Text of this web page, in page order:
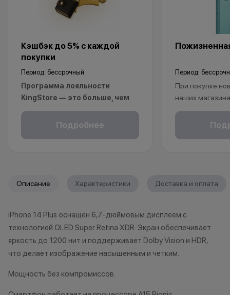
Кэшбэк до 5% с каждой
покупки
Период: бессрочный
Программа лояльности
KingStore — это больше, чем
просто бонусы.
Покупайте технику и аксессуары,
За покупки начисляются бонусные
Как можно использовать
баллы
оплатить:
Подробнее
Период:
При покупке
наших
рассрочку,
безналичному
*Акции и
*Данная акция
Описание Характеристики Доставка и оплата
iPhone 14 Plus оснащен 6,7-дюймовым дисплеем с
технологией OLED Super Retina XDR. Экран обеспечивает
яркость до 1200 нит и поддерживает Dolby Vision и HDR,
что делает изображение насыщенным и четким.
Мощность без компромиссов.